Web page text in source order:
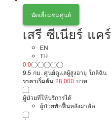
นัดเยี่ยมชมศูนย์
เสรี ซีเนียร์ แคร์
EN
TH
0.0
9.5 กม. ศูนย์ดูแลผู้สูงอายุ ใกล้ฉัน
ราคาเริ่มต้น 28,000 บาท
ผู้ป่วยที่ให้บริการได้
ผู้ป่วยพักฟื้นหลังผ่าตัด